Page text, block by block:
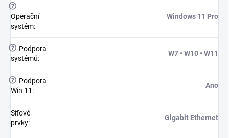
?
Operační
systém:
Windows 11 Pro
?
Podpora
systémů:
W7 • W10 • W11
?
Podpora
Win 11 :
Ano
Síťové
prvky:
Gigabit Ethernet